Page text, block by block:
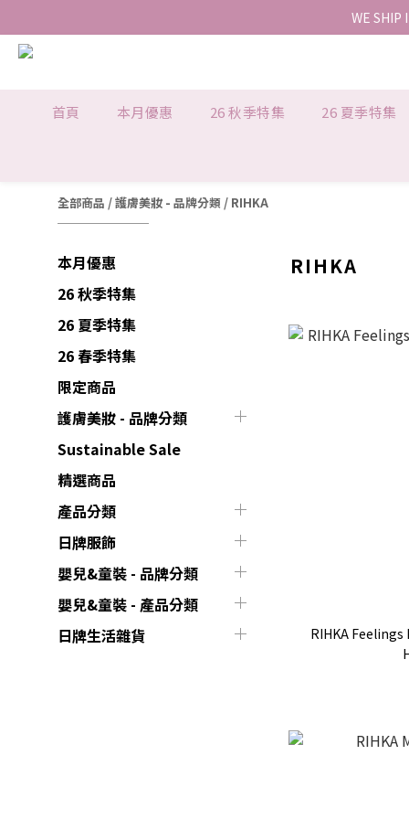
WE SHIP
首頁 本月優惠 26 秋季特集 26 夏季特集
全部商品 /護膚美妝 - 品牌分類 / RIHKA
本月優惠
26 秋季特集
26 夏季特集
26 春季特集
限定商品
護膚美妝 - 品牌分類
Sustainable Sale
精選商品
產品分類
日牌服飾
嬰兒&童裝 - 品牌分類
嬰兒&童裝 - 產品分類
日牌生活雜貨
RIHKA
RIHKA Feelings